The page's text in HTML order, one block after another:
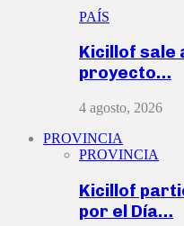
PAÍS
Kicillof sale
proyecto…
4 agosto, 2026
PROVINCIA
PROVINCIA
Kicillof
por el Día…